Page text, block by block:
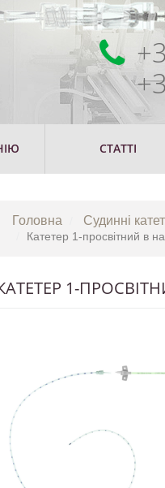
СТАТТІ
Головна Судинні
Катетер 1-просвітний в
1-